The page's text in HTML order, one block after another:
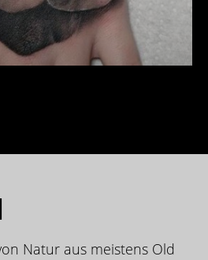
Natur aus meistens Old